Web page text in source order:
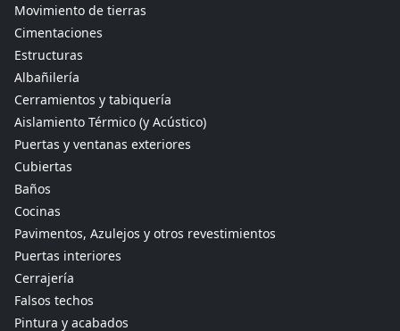
Movimiento de tierras
Cimentaciones
Estructuras
Albañilería
Cerramientos y tabiquería
Aislamiento Térmico (y Acústico)
Puertas y ventanas exteriores
Cubiertas
Baños
Cocinas
Pavimentos, Azulejos y otros revestimientos
Puertas interiores
Cerrajería
Falsos techos
Pintura y acabados